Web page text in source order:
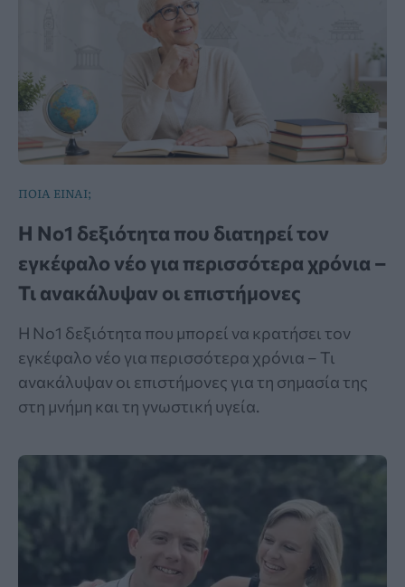
ΠΟΙΑ ΕΙΝΑΙ;
Η Νο1 δεξιότητα που διατηρεί τον
εγκέφαλο νέο για περισσότερα χρόνια –
Τι ανακάλυψαν οι επιστήμονες
Η Νο1 δεξιότητα που μπορεί να κρατήσει τον
εγκέφαλο νέο για περισσότερα χρόνια – Τι
ανακάλυψαν οι επιστήμονες για τη σημασία της
στη μνήμη και τη γνωστική υγεία.